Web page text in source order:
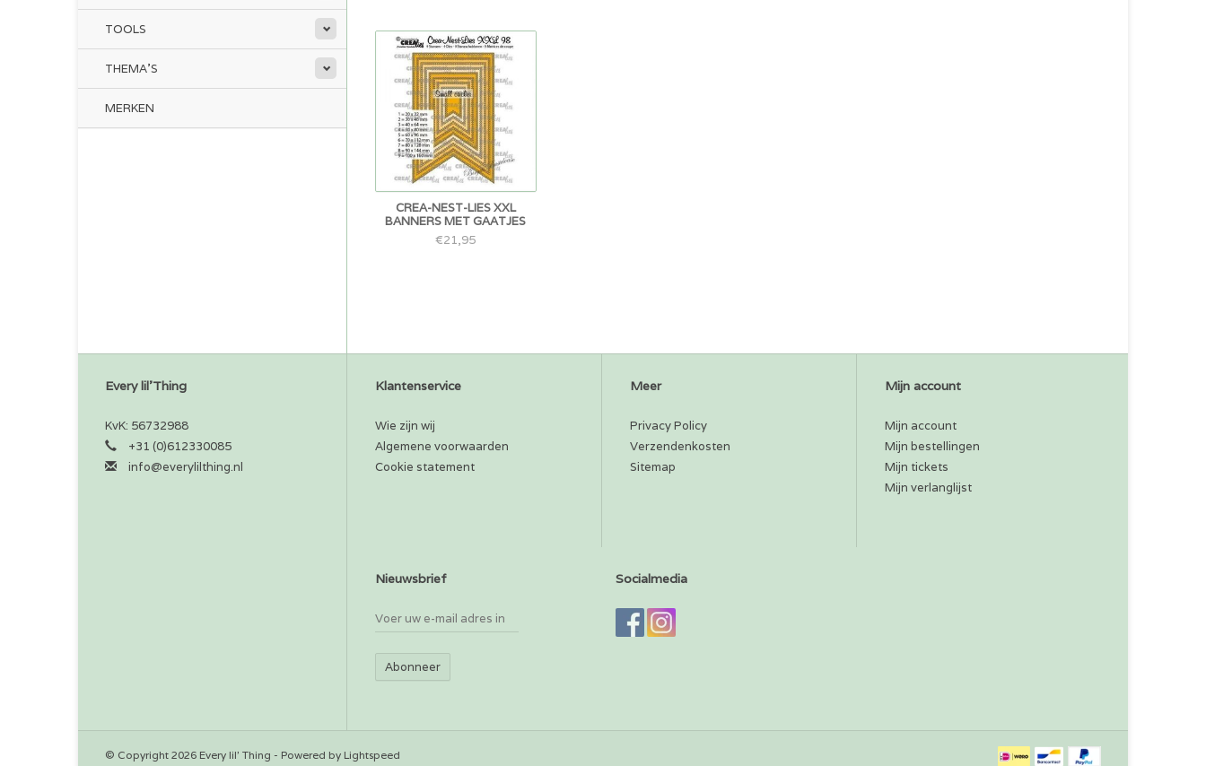
TOOLS
THEMA'S
MERKEN
CREA-NEST-LIES XXL
BANNERS MET GAATJES
€21,95
Every lil'Thing
KvK: 56732988
+31 (0)612330085
info@everylilthing.nl
Klantenservice
Wie zijn wij
Algemene voorwaarden
Cookie statement
Meer
Privacy Policy
Verzendenkosten
Sitemap
Mijn account
Mijn account
Mijn bestellingen
Mijn tickets
Mijn verlanglijst
Nieuwsbrief
Abonneer
Socialmedia
© Copyright 2026 Every lil' Thing - Powered by Lightspeed